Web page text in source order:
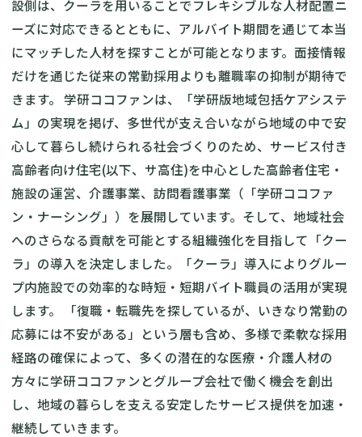
設側は、クーラを用いることでフレキシブルな人材配置ニ
ーズに対応できるとともに、アルバイト期間を通じて本当
にマッチした人材を探すことが可能となります。面接情報
だけを通じた従来の常勤採用よりも離職率の抑制が期待で
きます。 学研ココファンは、「学研版地域包括ケアシステ
ム」の実現を掲げ、多世代が支え合いながら地域の中で安
心して暮らし続けられる社会づくりのため、サービス付き
高齢者向け住宅(以下、サ高住)を中心とした高齢者住宅・
施設の運営、介護事業、訪問看護事業（「学研ココファ
ン・ナーシング」）を展開しています。そして、地域社会
へのさらなる貢献を可能とする組織強化を目指して「クー
ラ」の導入を決定しました。「クーラ」導入によりグルー
プ内施設での効率的な時短・短期バイト職員の活用が実現
します。 「復職・転職先を探しているが、いきなり常勤の
応募には不安がある」という層も含め、多様で柔軟な採用
経路の確保によって、多くの潜在的な医療・介護人材の
方々に学研ココファンとグループ会社で働く機会を創出
し、地域の暮らしを支える安定したサービス提供を加速・
継続していきます。